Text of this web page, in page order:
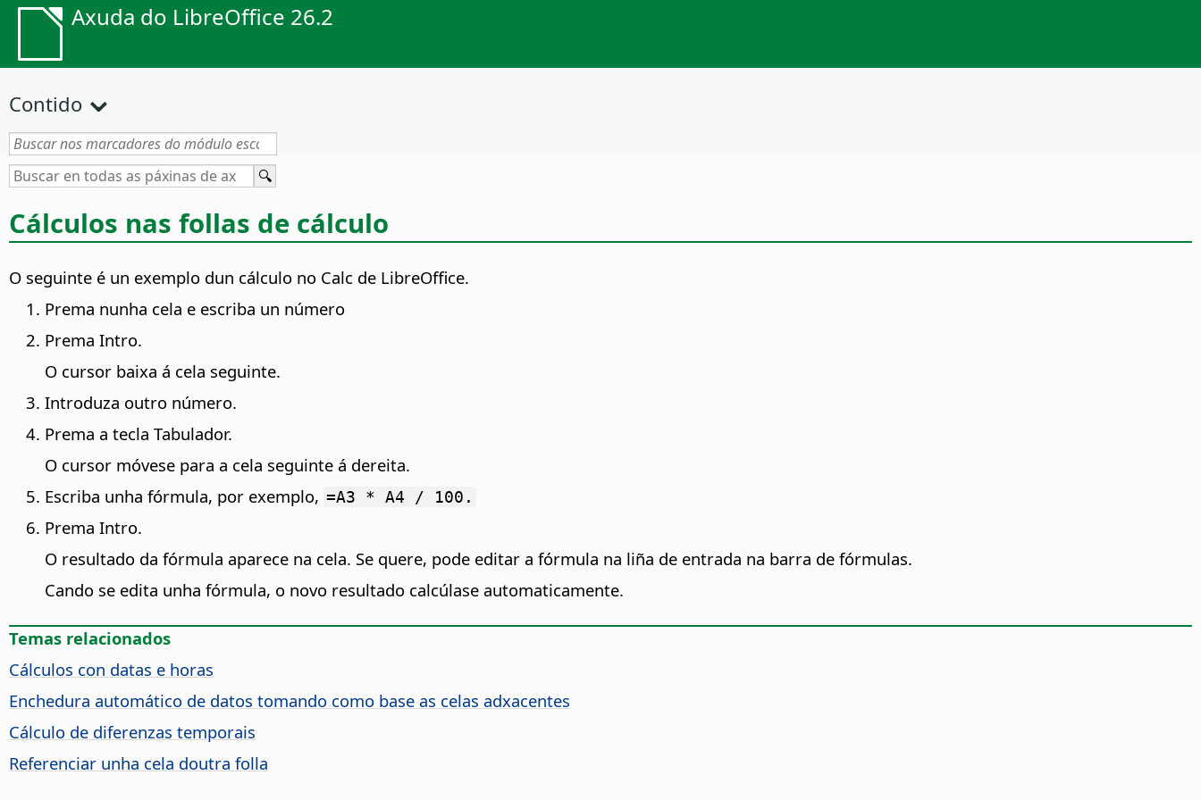
Axuda do LibreOffice 26.2
Contido
Cálculos nas follas de cálculo
O seguinte é un exemplo dun cálculo no Calc de LibreOffice.
Prema nunha cela e escriba un número
Prema Intro.
O cursor baixa á cela seguinte.
Introduza outro número.
Prema a tecla Tabulador.
O cursor móvese para a cela seguinte á dereita.
Escriba unha fórmula, por exemplo, =A3 * A4 / 100.
Prema Intro.
O resultado da fórmula aparece na cela. Se quere, pode editar a fórmula na liña de entrada na barra de fórmulas.
Cando se edita unha fórmula, o novo resultado calcúlase automaticamente.
Temas relacionados
Cálculos con datas e horas
Enchedura automático de datos tomando como base as celas adxacentes
Cálculo de diferenzas temporais
Referenciar unha cela doutra folla